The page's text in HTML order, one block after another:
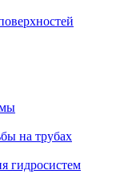
на трубах
гидросистем